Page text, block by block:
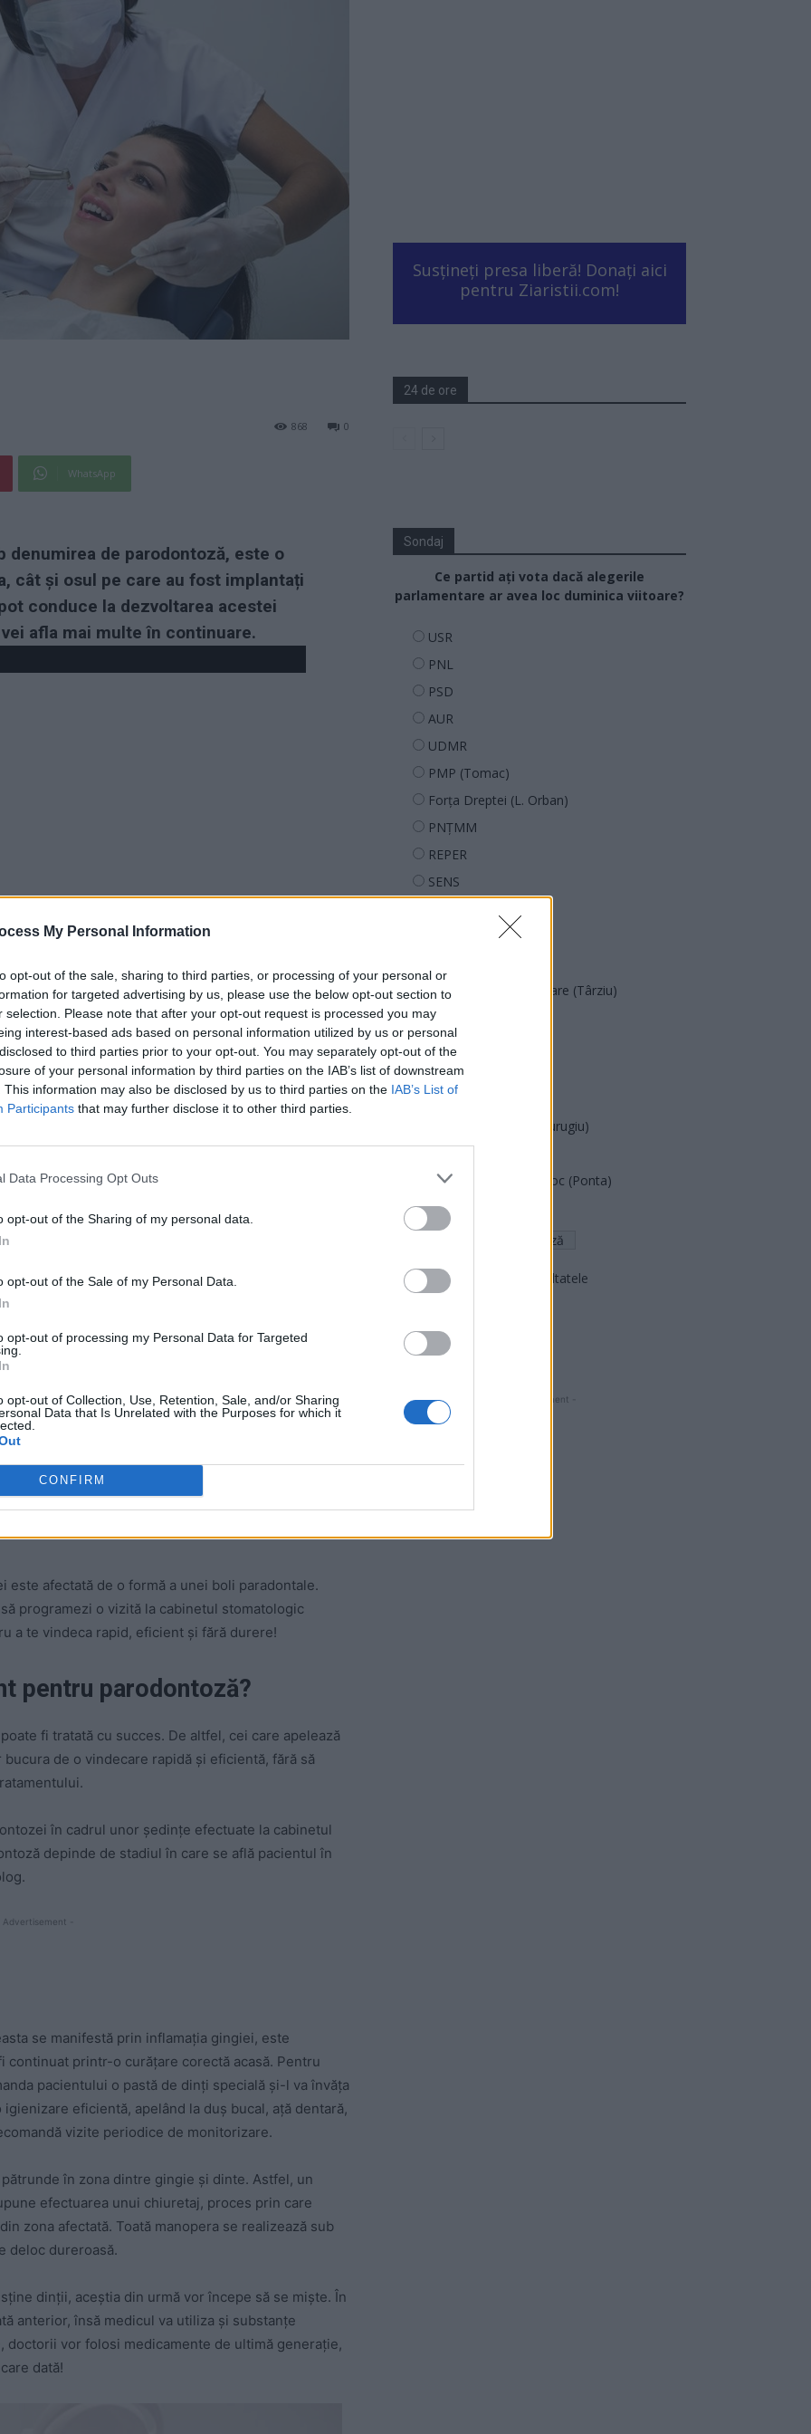
My Personal Information
opt-out of the sale, sharing to third parties, or processing of your personal or
for targeted advertising by us, please use the below opt-out section to
selection. Please note that after your opt-out request is processed you may
interest-based ads based on personal information utilized by us or personal
to third parties prior to your opt-out. You may separately opt-out of the
of your personal information by third parties on the IAB’s list of downstream
This information may also be disclosed by us to third parties on the IAB’s List of
Participants that may further disclose it to other third parties.
Data Processing Opt Outs
opt-out of the Sharing of my personal data.
opt-out of the Sale of my Personal Data.
opt-out of processing my Personal Data for Targeted
opt-out of Collection, Use, Retention, Sale, and/or Sharing
Data that Is Unrelated with the Purposes for which it
CONFIRM
0
868
WhatsApp
denumirea de parodontoză, este o
cât și osul pe care au fost implantați
conduce la dezvoltarea acestei
afla mai multe în continuare.
30-40 de ani, însă există și cazuri în care
poți apela la un
tratament parodontoza
de disconfort cu care te confrunți și care îți va reda
mai multe cauze care ar fi putut conduce la
numără utilizarea anumitor medicamente,
dinți, dar și o predispoziție moștenită genetic.
este afectată de o formă a unei boli paradontale.
programezi o vizită la cabinetul stomatologic
a te vindeca rapid, eficient și fără durere!
pentru parodontoză?
fi tratată cu succes. De altfel, cei care apelează
de o vindecare rapidă și eficientă, fără să
în cadrul unor ședințe efectuate la cabinetul
depinde de stadiul în care se află pacientul în
Advertisement -
se manifestă prin inflamația gingiei, este
printr-o curățare corectă acasă. Pentru
pacientului o pastă de dinți specială și-l va învăța
eficientă, apelând la duș bucal, ață dentară,
vizite periodice de monitorizare.
în zona dintre gingie și dinte. Astfel, un
efectuarea unui chiuretaj, proces prin care
zona afectată. Toată manopera se realizează sub
deloc dureroasă.
dinții, aceștia din urmă vor începe să se miște. În
anterior, însă medicul va utiliza și substanțe
vor folosi medicamente de ultimă generație,
dată!
Susțineți presa liberă! Donați aici
pentru Ziaristii.com!
24 de ore
Sondaj
Ce partid ați vota dacă alegerile
parlamentare ar avea loc duminica viitoare?
USR
PNL
PSD
AUR
UDMR
PMP (Tomac)
Forța Dreptei (L. Orban)
PNȚMM
REPER
SENS
POT (Gavrilă)
Acțiunea Conservatoare (Târziu)
PDF (Lazarus)
PUSL (D. Voiculescu)
PNȚCD (Pavelescu)
PNCR (Terheș)
Partidul Patrioților (Surugiu)
România pe Primul Loc (Ponta)
Altul
Arată rezultatele
- Advertisment -